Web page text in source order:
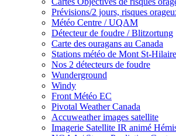
Prévisions/2 jours, risques
Météo Centre / UQAM
Détecteur de foudre / Blitzortung
Carte des ouragans au Canada
Stations météo de Mont St-
Nos 2 détecteurs de foudre
Wunderground
Windy
Front Météo EC
Pivotal Weather Canada
Accuweather images satellite
Imagerie Satellite IR animé